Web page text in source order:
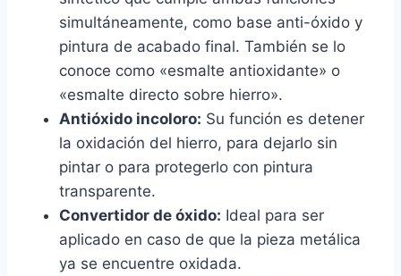
simultáneamente, como base anti-óxido y
pintura de acabado final. También se lo
conoce como «esmalte antioxidante» o
«esmalte directo sobre hierro».
Antióxido incoloro: Su función es detener
la oxidación del hierro, para dejarlo sin
pintar o para protegerlo con pintura
transparente.
Convertidor de óxido: Ideal para ser
aplicado en caso de que la pieza metálica
ya se encuentre oxidada.